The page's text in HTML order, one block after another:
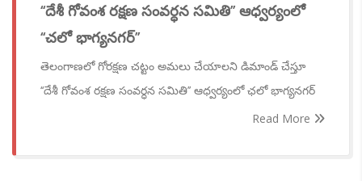
‘‘దేశీ గోవంశ రక్షణ సంవర్ధన సమితి’’ ఆధ్వర్యంలో
‘‘చలో భాగ్యనగర్’’
తెలంగాణలో గోరక్షణ చట్టం అమలు చేయాలని డిమాండ్ చేస్తూ
‘‘దేశీ గోవంశ రక్షణ సంవర్ధన సమితి’’ ఆధ్వర్యంలో ఛలో భాగ్యనగర్
Read More